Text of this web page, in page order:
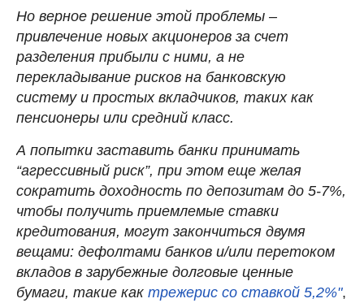
Но верное решение этой проблемы –
привлечение новых акционеров за счет
разделения прибыли с ними, а не
перекладывание рисков на банковскую
систему и простых вкладчиков, таких как
пенсионеры или средний класс.
А попытки заставить банки принимать
“агрессивный риск”, при этом еще желая
сократить доходность по депозитам до 5-7%,
чтобы получить приемлемые ставки
кредитования, могут закончиться двумя
вещами: дефолтами банков и/или перетоком
вкладов в зарубежные долговые ценные
бумаги, такие как трежерис со ставкой 5,2%",